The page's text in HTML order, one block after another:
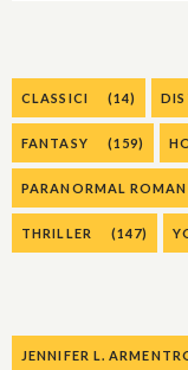
CLASSICI (14)
FANTASY (159)
PARANORMAL
THRILLER (147)
JENNIFER L.